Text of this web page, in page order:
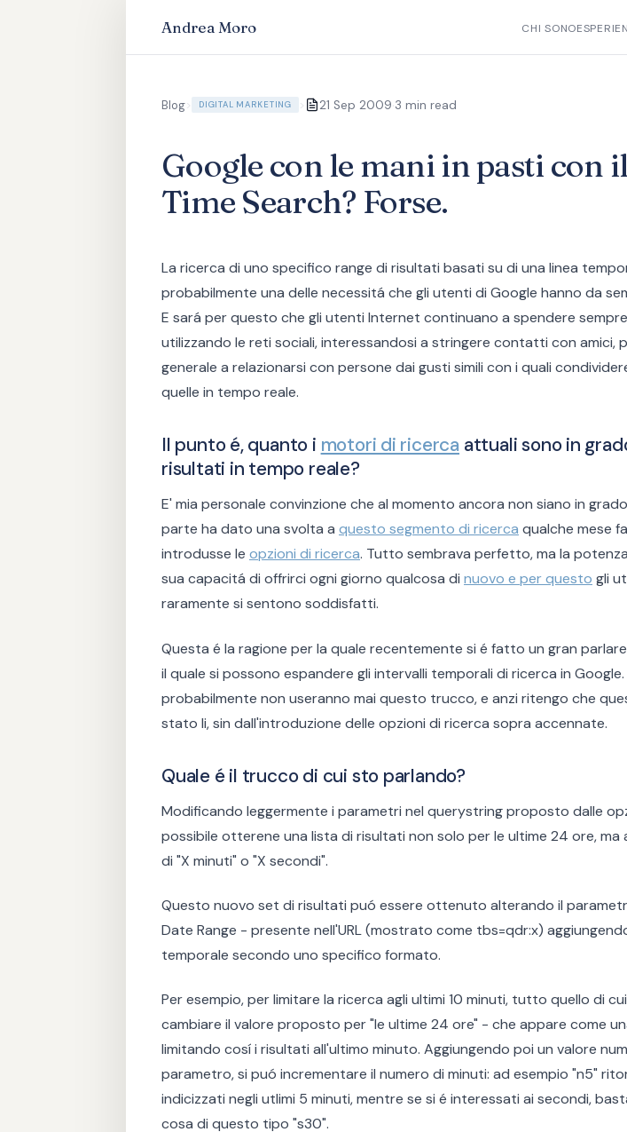
Andrea Moro CHI SONO
Blog> DIGITAL MARKETING > 21 Sep 2009·3 min read
Google con le mani in pasti con
Time Search? Forse.
La ricerca di uno specifico range di risultati basati su di una linea
probabilmente una delle necessitá che gli utenti di Google hanno da
E sará per questo che gli utenti Internet continuano a spendere
utilizzando le reti sociali, interessandosi a stringere contatti con amici,
generale a relazionarsi con persone dai gusti simili con i quali
quelle in tempo reale.
Il punto é, quanto i motori di ricerca attuali sono in
risultati in tempo reale?
E' mia personale convinzione che al momento ancora non siano in
parte ha dato una svolta a questo segmento di ricerca qualche mese
introdusse le opzioni di ricerca. Tutto sembrava perfetto, ma la
sua capacitá di offrirci ogni giorno qualcosa di nuovo e per questo gli
raramente si sentono soddisfatti.
Questa é la ragione per la quale recentemente si é fatto un gran
il quale si possono espandere gli intervalli temporali di ricerca in
probabilmente non useranno mai questo trucco, e anzi ritengo che
stato li, sin dall'introduzione delle opzioni di ricerca sopra accennate.
Quale é il trucco di cui sto parlando?
Modificando leggermente i parametri nel querystring proposto dalle
possibile otterene una lista di risultati non solo per le ultime 24 ore, ma
di "X minuti" o "X secondi".
Questo nuovo set di risultati puó essere ottenuto alterando il
Date Range - presente nell'URL (mostrato come tbs=qdr:x)
temporale secondo uno specifico formato.
Per esempio, per limitare la ricerca agli ultimi 10 minuti, tutto quello di
cambiare il valore proposto per "le ultime 24 ore" - che appare come
limitando cosí i risultati all'ultimo minuto. Aggiungendo poi un valore
parametro, si puó incrementare il numero di minuti: ad esempio "n5"
indicizzati negli utlimi 5 minuti, mentre se si é interessati ai secondi,
cosa di questo tipo "s30".